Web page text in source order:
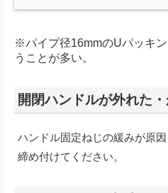
※パイプ径16mmのUパッキ
うことが多い。
開閉ハンドルが外れた・
ハンドル固定ねじの緩みが原
締め付けてください。